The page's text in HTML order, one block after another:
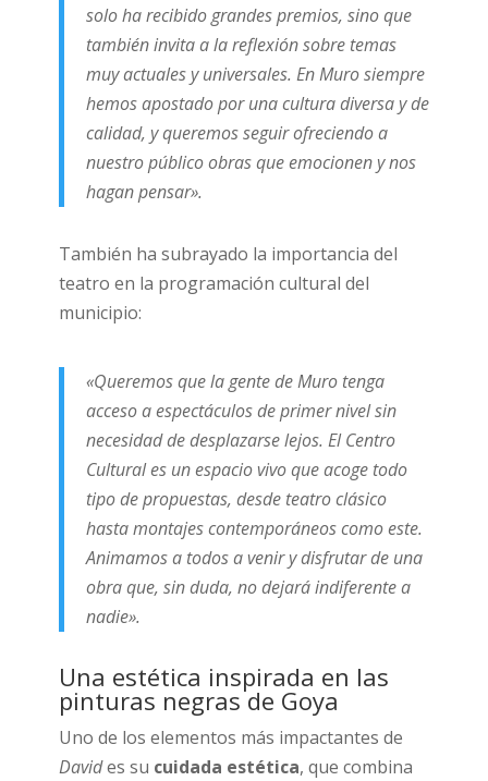
solo ha recibido grandes premios, sino que
también invita a la reflexión sobre temas
muy actuales y universales. En Muro siempre
hemos apostado por una cultura diversa y de
calidad, y queremos seguir ofreciendo a
nuestro público obras que emocionen y nos
hagan pensar».
También ha subrayado la importancia del
teatro en la programación cultural del
municipio:
«Queremos que la gente de Muro tenga
acceso a espectáculos de primer nivel sin
necesidad de desplazarse lejos. El Centro
Cultural es un espacio vivo que acoge todo
tipo de propuestas, desde teatro clásico
hasta montajes contemporáneos como este.
Animamos a todos a venir y disfrutar de una
obra que, sin duda, no dejará indiferente a
nadie».
Una estética inspirada en las
pinturas negras de Goya
Uno de los elementos más impactantes de
Davides su cuidada estética, que combina